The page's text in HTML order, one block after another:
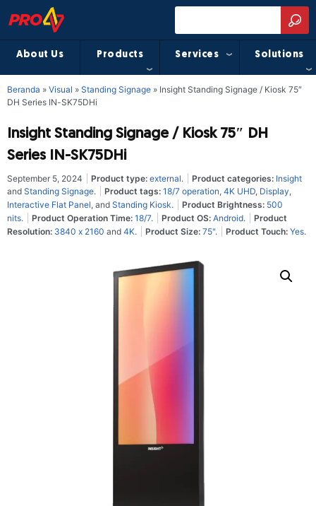
About Us Products Services Solutions
Beranda » Visual » Standing Signage » Insight Standing Signage / Kiosk 75″
DH Series IN-SK75DHi
Insight Standing Signage / Kiosk 75″ DH
Series IN-SK75DHi
September 5, 2024 Product type: external. Product categories: Insight
and Standing Signage. Product tags: 18/7 operation, 4K UHD, Display,
Interactive Flat Panel, and Standing Kiosk. Product Brightness: 500
nits. Product Operation Time: 18/7. Product OS: Android.
Product
Resolution: 3840 x 2160 and 4K. Product Size: 75". Product Touch: Yes.